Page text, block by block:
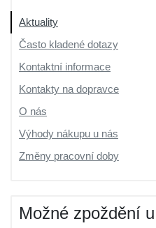
Aktuality
Často kladené dotazy
Kontaktní informace
Kontakty na dopravce
O nás
Výhody nákupu u nás
Změny pracovní doby
Možné zpoždění